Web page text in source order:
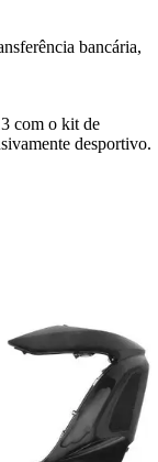
bancária,
com o kit de
desportivo.